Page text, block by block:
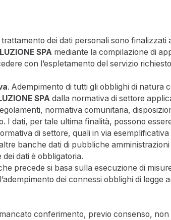
dei dati personali sono finalizzati
SPA mediante la compilazione di
con l’espletamento del servizio
. Adempimento di tutti gli obblighi di natura
SPA dalla normativa di settore
normativa comunitaria,
I dati, per tale ultima finalità, possono
di settore, quali in via esemplificativa
banche dati di pubbliche
dati è obbligatoria.
precede si basa sulla esecuzione di
dei connessi obblighi di legge
conferimento, previo consenso, non